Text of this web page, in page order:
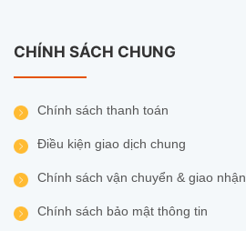
CHÍNH SÁCH CHUNG
Chính sách thanh toán
Điều kiện giao dịch chung
Chính sách vận chuyển & giao nhận
Chính sách bảo mật thông tin